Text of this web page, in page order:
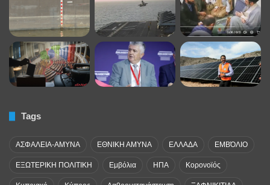
Tags
ΑΣΦΑΛΕΙΑ-ΑΜΥΝΑ ΕΘΝΙΚΗ ΑΜΥΝΑ ΕΛΛΑΔΑ ΕΜΒΌΛΙΟ
ΕΞΩΤΕΡΙΚΗ ΠΟΛΙΤΙΚΗ Εμβόλια ΗΠΑ Κορονοϊός